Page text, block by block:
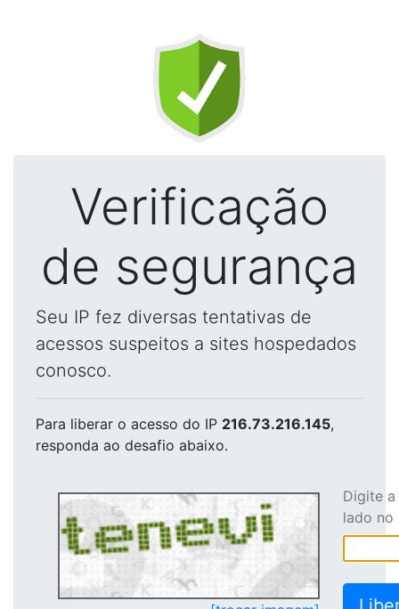
Verificação
de segurança
Seu IP fez diversas tentativas de
acessos suspeitos a sites hospedados
conosco.
Para liberar o acesso do IP 216.73.216.145,
responda ao desafio abaixo.
Digite
lado no